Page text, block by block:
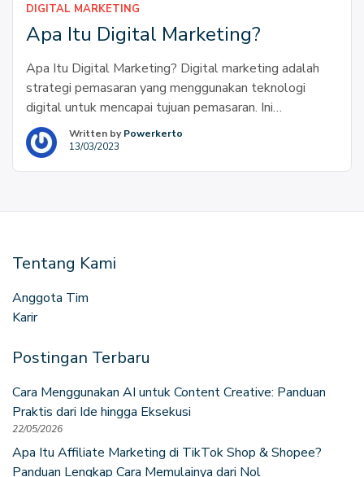
DIGITAL MARKETING
Apa Itu Digital Marketing?
Apa Itu Digital Marketing? Digital marketing adalah
strategi pemasaran yang menggunakan teknologi
digital untuk mencapai tujuan pemasaran. Ini
melibatkan penggunaan platform media sosial, mesin
pencari, dan iklan online untuk meningkatkan visibilitas
Written byPowerkerto
13/03/2023
Tentang Kami
Anggota Tim
Karir
Postingan Terbaru
Cara Menggunakan AI untuk Content Creative: Panduan
Praktis dari Ide hingga Eksekusi
22/05/2026
Apa Itu Affiliate Marketing di TikTok Shop & Shopee?
Panduan Lengkap Cara Memulainya dari Nol